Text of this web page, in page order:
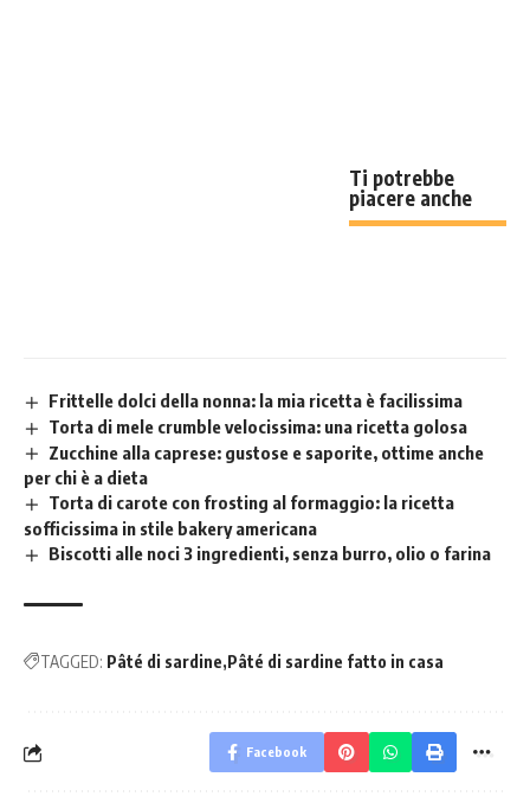
Ti potrebbe
piacere anche
Frittelle dolci della nonna: la mia ricetta è facilissima
Torta di mele crumble velocissima: una ricetta golosa
Zucchine alla caprese: gustose e saporite, ottime anche
per chi è a dieta
Torta di carote con frosting al formaggio: la ricetta
sofficissima in stile bakery americana
Biscotti alle noci 3 ingredienti, senza burro, olio o farina
TAGGED: Pâté di sardine Pâté di sardine fatto in casa
Facebook